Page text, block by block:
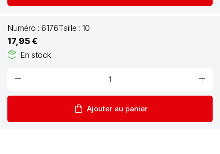
Numéro : 6176Taille : 10
17,95 €
package_2 En stock
remove add
shopping_bag Ajouter au panier